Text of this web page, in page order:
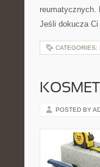
reumatycznych.
Jeśli dokucza
CATEGORIES:
POSTED BY